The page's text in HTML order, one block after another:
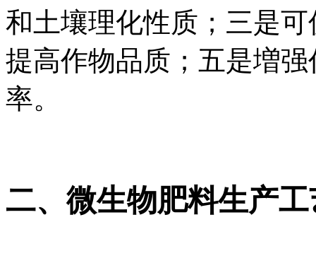
和土壤理化性质；三是
提高作物品质；五是増
率。
二、微生物肥料生产工